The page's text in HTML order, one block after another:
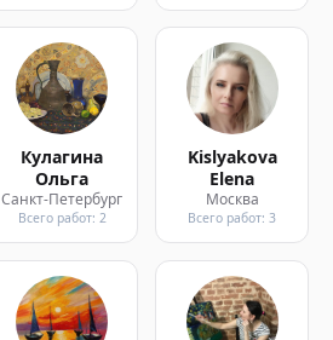
Кулагина
Ольга
Санкт-Петербург
Всего работ: 2
Kislyakova
Elena
Москва
Всего работ: 3